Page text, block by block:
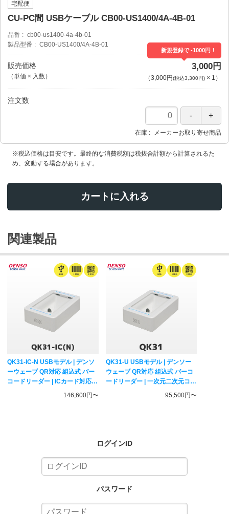
宅配便
CU-PC間 USBケーブル CB00-US1400/4A-4B-01
品番
cb00-us1400-4a-4b-01
製品型番
CB00-US1400/4A-4B-01
販売価格
（単価 × 入数）
新規登録で -1000円！
3,000円
（3,000円(税込3,300円)× 1 ）
注文数
在庫 メーカーお取り寄せ商品
※税込価格は目安です。最終的な消費税額は税抜合計額から計算されるた
め、変動する場合があります。
カートに入れる
関連製品
QK31-IC-N USBモデル | デンソ
ーウェーブ QR対応 組込式 バー
コードリーダー | ICカード対応
一次元二次元コード対応 ハンデ
146,600円〜
QK31-U USBモデル | デンソー
ウェーブ QR対応 組込式 バーコ
ードリーダー | 一次元二次元コー
ド対応 固定式スキャナー
95,500円〜
ログインID
パスワード